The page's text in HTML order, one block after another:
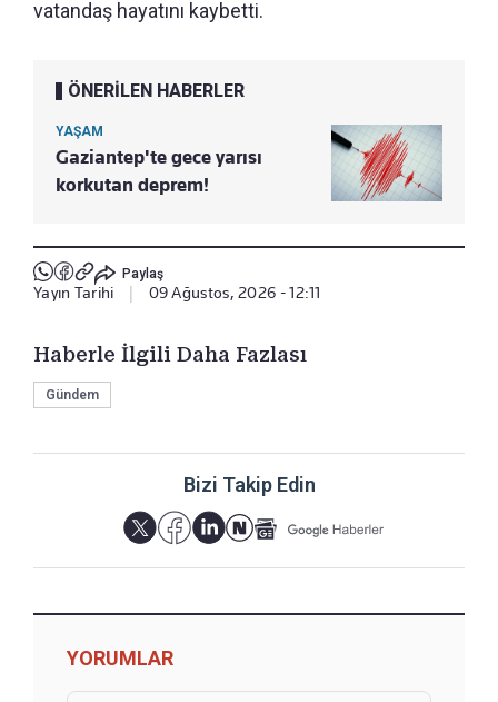
vatandaş hayatını kaybetti.
ÖNERİLEN HABERLER
YAŞAM
Gaziantep'te gece yarısı
korkutan deprem!
Paylaş
Yayın Tarihi 09 Ağustos, 2026 - 12:11
Haberle İlgili Daha Fazlası
Gündem
Bizi Takip Edin
YORUMLAR